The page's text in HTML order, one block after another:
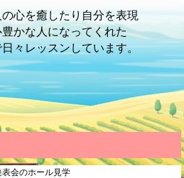
心を癒したり自分を表現
かな人になってくれた
々レッスンしています。
表会のホール見学